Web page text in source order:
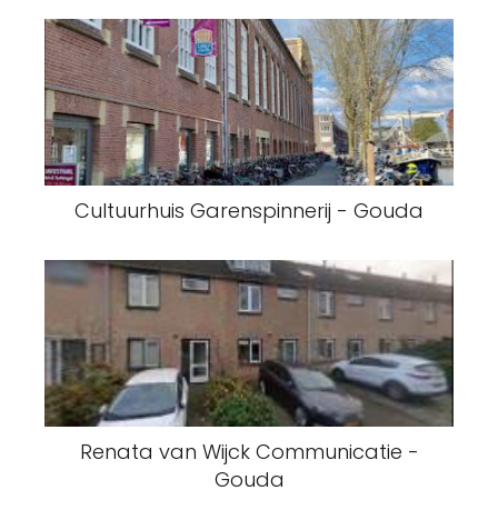
Cultuurhuis Garenspinnerij - Gouda
Renata van Wijck Communicatie -
Gouda